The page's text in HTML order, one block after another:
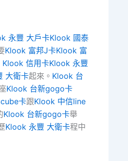
永豐 大戶卡Klook 國泰
Klook 富邦J卡Klook 富
Klook 信用卡Klook 永豐
大衛卡起來。 Klook 台
Klook 台新gogo卡
卡跟Klook 中信line
Klook 台新gogo卡舉
Klook 永豐 大衛卡程中